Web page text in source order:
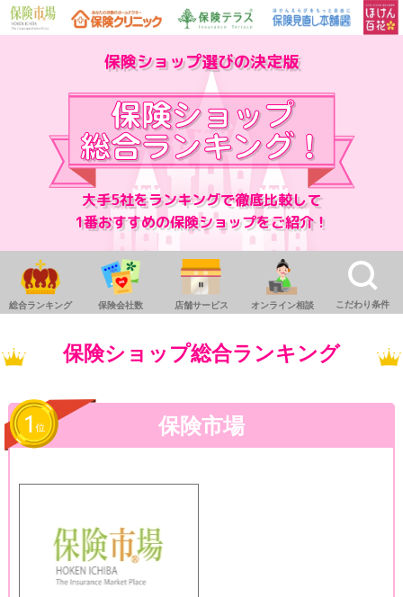
保険ショップ選びの決定版
大手5社をランキングで徹底比較して
1番おすすめの保険ショップをご紹介！
総合ランキング 保険会社数 店舗サービス オンライン相談 こだわり条件
保険ショップ総合ランキング
保険市場